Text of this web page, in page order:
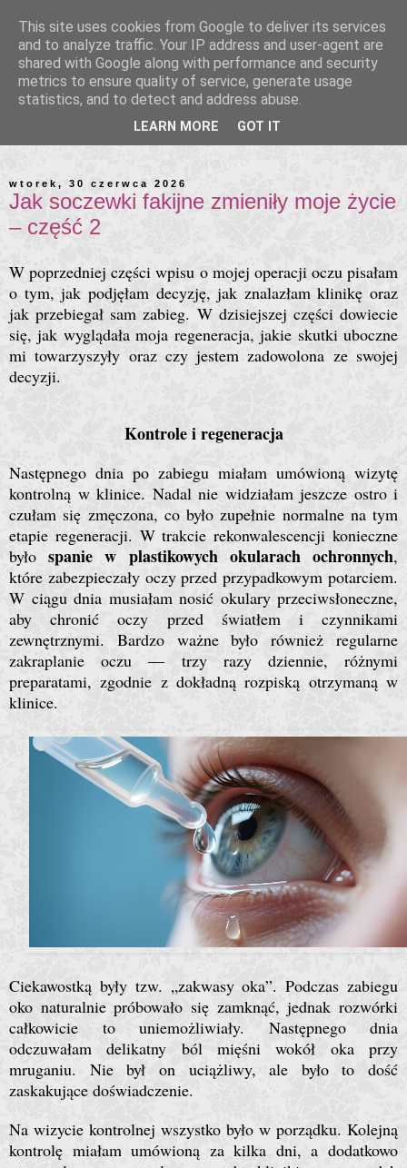
wtorek, 30 czerwca 2026
Jak soczewki fakijne zmieniły moje życie
– część 2
W poprzedniej części wpisu o mojej operacji oczu pisałam
o tym, jak podjęłam decyzję, jak znalazłam klinikę oraz
jak przebiegał sam zabieg. W dzisiejszej części dowiecie
się, jak wyglądała moja regeneracja, jakie skutki uboczne
mi towarzyszyły oraz czy jestem zadowolona ze swojej
decyzji.
Kontrole i regeneracja
Następnego dnia po zabiegu miałam umówioną wizytę
kontrolną w klinice. Nadal nie widziałam jeszcze ostro i
czułam się zmęczona, co było zupełnie normalne na tym
etapie regeneracji. W trakcie rekonwalescencji konieczne
byłospanie w plastikowych okularach ochronnych,
które zabezpieczały oczy przed przypadkowym potarciem.
W ciągu dnia musiałam nosić okulary przeciwsłoneczne,
aby chronić oczy przed światłem i czynnikami
zewnętrznymi. Bardzo ważne było również regularne
zakraplanie oczu — trzy razy dziennie, różnymi
preparatami, zgodnie z dokładną rozpiską otrzymaną w
klinice.
Ciekawostką były tzw. „zakwasy oka”. Podczas zabiegu
oko naturalnie próbowało się zamknąć, jednak rozwórki
całkowicie to uniemożliwiały. Następnego dnia
odczuwałam delikatny ból mięśni wokół oka przy
mruganiu. Nie był on uciążliwy, ale było to dość
zaskakujące doświadczenie.
Na wizycie kontrolnej wszystko było w porządku. Kolejną
kontrolę miałam umówioną za kilka dni, a dodatkowo
This site uses cookies from Google to deliver its services
and to analyze traffic. Your IP address and user-agent are
shared with Google along with performance and security
metrics to ensure quality of service, generate usage
statistics, and to detect and address abuse.
LEARN MORE GOT IT